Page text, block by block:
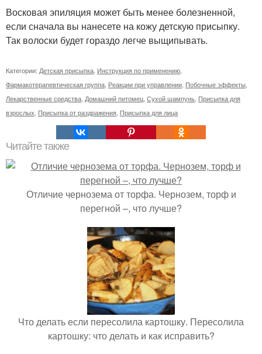
Восковая эпиляция может быть менее болезненной,
если сначала вы нанесете на кожу детскую присыпку.
Так волоски будет гораздо легче выщипывать.
Категории: Детская присыпка Инструкция по применению
Фармакотерапевтическая группа Реакции при управлении Побочные эффекты
Лекарственные средства Домашний питомец Сухой шампунь Присыпка для
взрослых Присыпка от раздражения Присыпка для лица
Читайте также
Отличие чернозема от торфа. Чернозем, торф и
перегной –, что лучше?
Что делать если пересолила картошку. Пересолила
картошку: что делать и как исправить?